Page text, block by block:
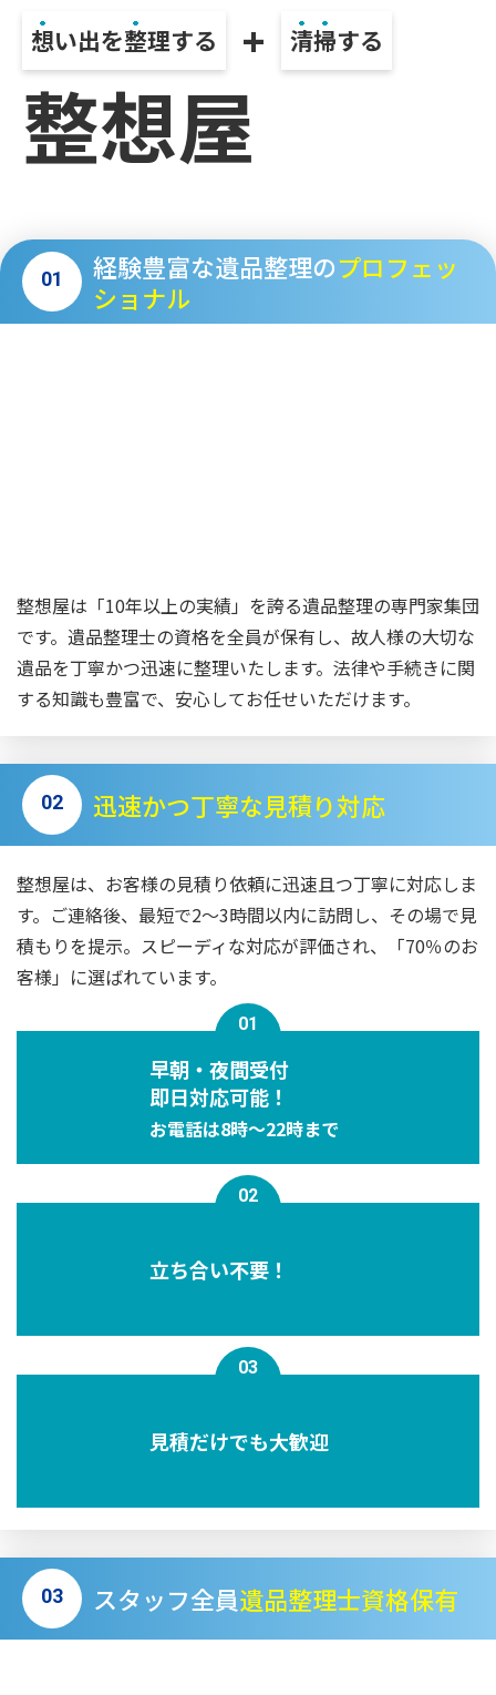
想い出を整理する + 清掃する
整想屋
01 経験豊富な遺品整理のプロフェッ
ショナル
整想屋は「10年以上の実績」を誇る遺品整理の専門家集団
です。遺品整理士の資格を全員が保有し、故人様の大切な
遺品を丁寧かつ迅速に整理いたします。法律や手続きに関
する知識も豊富で、安心してお任せいただけます。
02 迅速かつ丁寧な見積り対応
整想屋は、お客様の見積り依頼に迅速且つ丁寧に対応しま
す。ご連絡後、最短で2〜3時間以内に訪問し、その場で見
積もりを提示。スピーディな対応が評価され、「70％のお
客様」に選ばれています。
01
早朝・夜間受付
即⽇対応可能！
お電話は8時〜22時まで
02
立ち合い不要！
03
⾒積だけでも⼤歓迎
03 スタッフ全員遺品整理士資格保有